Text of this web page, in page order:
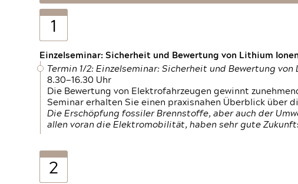
1
Einzelseminar: Sicherheit und Bewertung von Lithium
Termin 1/2: Einzelseminar: Sicherheit und Bewertung
8.30—16.30 Uhr
Die Bewertung von Elektrofahrzeugen gewinnt
Seminar erhalten Sie einen praxisnahen Überblick über
Die Erschöpfung fossiler Brennstoffe, aber auch der
allen voran die Elektromobilität, haben sehr gute
2